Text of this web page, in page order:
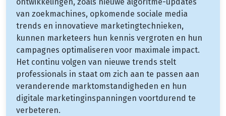
ontwikkelingen, zoals nieuwe algoritme-updates
van zoekmachines, opkomende sociale media
trends en innovatieve marketingtechnieken,
kunnen marketeers hun kennis vergroten en hun
campagnes optimaliseren voor maximale impact.
Het continu volgen van nieuwe trends stelt
professionals in staat om zich aan te passen aan
veranderende marktomstandigheden en hun
digitale marketinginspanningen voortdurend te
verbeteren.